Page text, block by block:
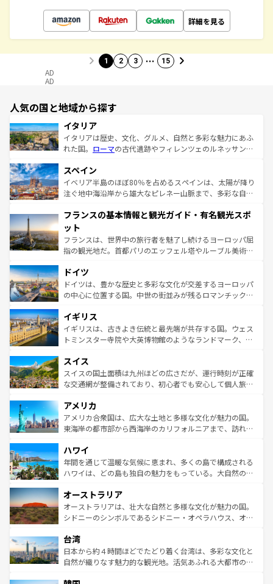
詳細を見る
1 2 3 … 15
AD
AD
人気の国と地域から探す
イタリア
イタリアは歴史、文化、グルメ、自然と多彩な魅力にあふ
れた国。 ローマの古代遺跡やフィレンツェのルネッサンス
ろん、トスカーナの美しい田園風景やアマルフィ海岸の絶
景など、自然景観も見逃せない。観光の合間には、本場の
ピザやパスタなど、絶品のイタリア料理を堪能することも
ませてくれるイタリアで、忘れられない旅をしてみよう！
なお、新着のイタリア情報は
しい。
スペイン
イベリア半島のほぼ80％を占めるスペインは、太陽が降り
注ぐ地中海沿岸から雄大なピレネー山脈まで、多彩な自然
文化が根付くこの国では、情熱的なフラメンコ、熱気あふ
れる闘牛、そして美味しいタパスが生活の一部となってい
る。首都マドリードの洗練された雰囲気や、バルセロナの
アートに溢れた街角から、地方では古代ローマ遺跡や中世
せる。地方によって風土や気候が異なるスペインはその個
性で訪れる人を魅了する。 なお、新着のスペイン情報は コ
ンテンツ一覧を参照してほしい。
フランスの基本情報と観光ガイド・有名観光スポ
ット
フランスは、世界中の旅行者を魅了し続けるヨーロッパ屈
指の観光地だ。首都パリのエッフェル塔やルーブル美術館
で、幅広い魅力が詰まっている。華麗な宮殿、歴史的な大
聖堂、美しいビーチ、そして豊かな自然が、訪れる者を心
から魅了する。また、フランスは美食の国としても知ら
いる。シャンパンの発祥地であるランス、プロヴァンスの
香り高いラベンダー畑など、多彩な楽しみ方が可能だ。さ
らに、パリ以外の地域にも魅力が溢れており、どの街角に
れる地方に足を運ぶとそれぞれで全く異なる文化を体験で
きるだろう。 なお、新着のフランス情報はコンテンツ一覧
を参照してほしい。
ドイツ
ドイツは、豊かな歴史と多彩な文化が交差するヨーロッパ
の中心に位置する国。中世の街並みが残るロマンチック街
顔を持つこの国は、どこを歩いても飽きることがない。ベ
ルリンの文化的活気、バイエルン州のアルプスの絶景、そ
してライン川沿いのワイン畑といった風景は必見。ビール
は、お酒好きな人にはぜひ体験してほしい。 なお、新着の
ドイツ情報はコンテンツ一覧を参照してほしい。
イギリス
イギリスは、古きよき伝統と最先端が共存する国。ウェス
トミンスター寺院や大英博物館のようなランドマーク、歴
リアごとに異なる魅力がある。また、優雅なアフタヌーン
ティー、ビール好きにはたまらない英国パブ、サッカー観
戦など、本場だからこそできる体験も豊富。イギリスを旅
ンツ一覧を参照してほしい。
スイス
スイスの国土面積は九州ほどの広さだが、運行時刻が正確
な交通網が整備されており、初心者でも安心して個人旅行
の建物がそのまま残る町や、スイスならではのユニークな
博物館もあり、アルプス観光だけでなく町歩きも満喫する
ことができる。国民の所得が高いため物価も高いが、旅行
ば市内交通費無料で観光を楽しむこともできる。 なお、新
着のスイス情報はコンテンツ一覧 を参照してほしい。
アメリカ
アメリカ合衆国は、広大な土地と多様な文化が魅力の国。
東海岸の都市部から西海岸のカリフォルニアまで、訪れる
のような巨大都市は、観光、ショッピング、エンターテイ
ンメントが詰まった刺激的なスポットだ。一方、アメリカ
西部には大自然が広がり、グランドキャニオンやイエロー
部のニューオーリンズでは、音楽と美食が融合した独特の
文化が魅力。旅行者はアメリカの各地域で異なる魅力を楽
しみながら、その多様性と豊かな歴史を感じることができ
ならではの贅沢な旅のスタイルだ。 なお、新着のアメリカ
情報はコンテンツ一覧を参照してほしい。
ハワイ
年間を通じて温暖な気候に恵まれ、多くの島で構成される
ハワイは、どの島も独自の魅力をもっている。大自然の神
ワイ島は見逃せない。また、定番の観光地といえばオアフ
島だが、静かな自然を求めるならマウイ島やカウアイ島が
おすすめ。エメラルドグリーンに輝く海をはじめ、豊かな
れるおもてなしの心で訪れる人々を迎えてくれるハワイの
人々、おいしいローカルフードやハワイアンミュージッ
ク、伝統的なフラダンスなど、すべてがハワイの魅力を彩
オーストラリア
オーストラリアは、壮大な自然と多様な文化が魅力の国。
シドニーのシンボルであるシドニー・オペラハウス、オー
リアリーフや大陸中央部にそびえるウルル（エアーズロッ
ク）、タスマニアの美しい原生林やケアンズの熱帯雨林な
ど、見どころがたくさん。また、カフェやワイン、オージ
台湾
日本から約４時間ほどでたどり着く台湾は、多彩な文化と
自然が織りなす魅力的な観光地。活気あふれる大都市の台